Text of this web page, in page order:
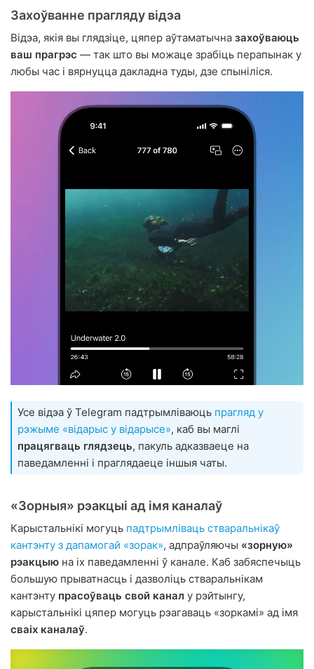
Захоўванне прагляду відэа
Відэа, якія вы глядзіце, цяпер аўтаматычна захоўваюць
ваш прагрэс — так што вы можаце зрабіць перапынак у
любы час і вярнуцца дакладна туды, дзе спыніліся.
Усе відэа ў Telegram падтрымліваюць прагляд у
рэжыме «відарыс у відарысе», каб вы маглі
працягваць глядзець, пакуль адказваеце на
паведамленні і праглядаеце іншыя чаты.
«Зорныя» рэакцыі ад імя каналаў
Карыстальнікі могуць падтрымліваць стваральнікаў
кантэнту з дапамогай «зорак», адпраўляючы «зорную»
рэакцыю на іх паведамленні ў канале. Каб забяспечыць
большую прыватнасць і дазволіць стваральнікам
кантэнту прасоўваць свой канал у рэйтынгу,
карыстальнікі цяпер могуць рэагаваць «зоркамі» ад імя
сваіх каналаў.